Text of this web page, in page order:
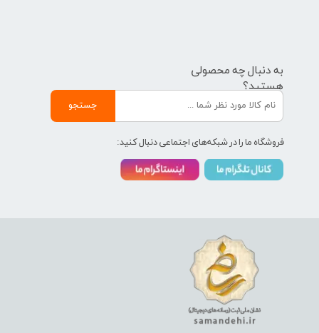
به دنبال چه محصولی
هستید؟
جستجو
فروشگاه ما را در شبکه‌های اجتماعی دنبال کنید: